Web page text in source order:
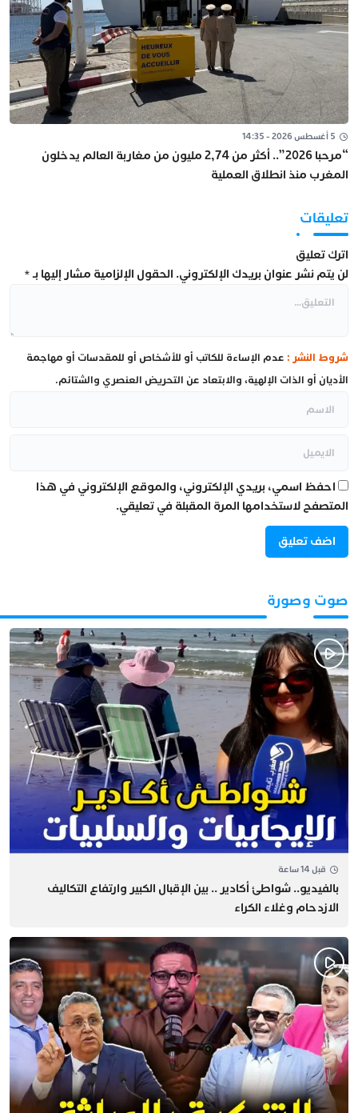
5 أغسطس 2026 - 14:35
“مرحبا 2026”.. أكثر من 2,74 مليون من مغاربة العالم يدخلون
المغرب منذ انطلاق العملية
تعليقات
اترك تعليق
لن يتم نشر عنوان بريدك الإلكتروني. الحقول الإلزامية مشار إليها بـ*
شروط النشر : عدم الإساءة للكاتب أو للأشخاص أو للمقدسات أو مهاجمة
الأديان أو الذات الإلهية، والابتعاد عن التحريض العنصري والشتائم.
احفظ اسمي، بريدي الإلكتروني، والموقع الإلكتروني في هذا
المتصفح لاستخدامها المرة المقبلة في تعليقي.
صوت وصورة
قبل 14 ساعة
بالفيديو.. شواطئ أكادير .. بين الإقبال الكبير وارتفاع التكاليف
الازدحام وغلاء الكراء